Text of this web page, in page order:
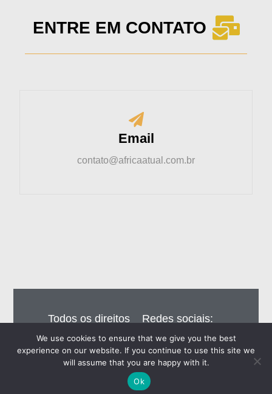
ENTRE EM CONTATO
Email
contato@africaatual.com.br
Todos os direitos
Eiros do Brasil Ltda
Redes sociais:
We use cookies to ensure that we give you the best
experience on our website. If you continue to use this site we
will assume that you are happy with it.
Ok